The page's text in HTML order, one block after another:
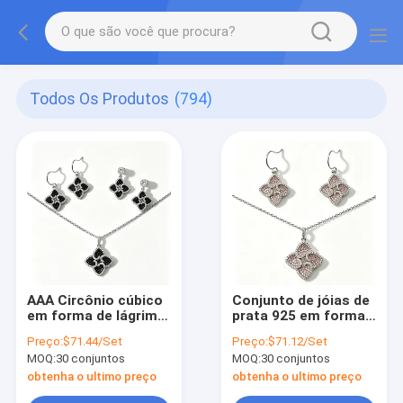
Todos Os Produtos (794)
AAA Circônio cúbico
em forma de lágrima
Prata 925 Jewelry
Set para
Casamentos e
Presentes
Preço:$71.44/Set
MOQ:30 conjuntos
obtenha o ultimo preço
Conjunto de jóias de
prata 925 em forma
zircônio cúbico AAA
e revestimento de
rodio para
casamentos e
Preço:$71.12/Set
MOQ:30 conjuntos
obtenha o ultimo preço